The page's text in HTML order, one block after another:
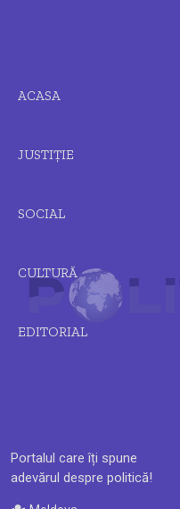
Portalul care îți spune
adevărul despre politică!
ACASA
JUSTIȚIE
SOCIAL
CULTURĂ
EDITORIAL